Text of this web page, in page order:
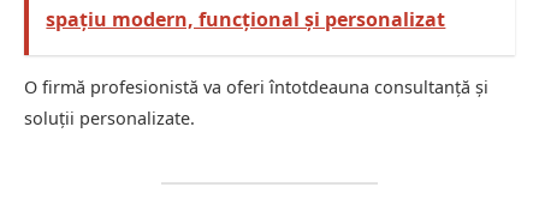
spațiu modern, funcțional și personalizat
O firmă profesionistă va oferi întotdeauna consultanță și
soluții personalizate.